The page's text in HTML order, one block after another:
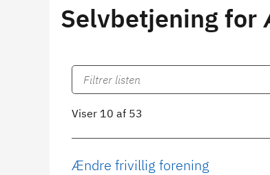
Selvbetjening
Viser 10 af 53
Ændre frivillig forening